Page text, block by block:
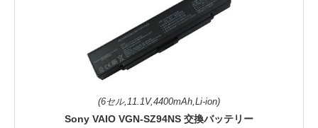
(6セル,11.1V,4400mAh,Li-ion)
Sony VAIO VGN-SZ94NS 交換バッテリー